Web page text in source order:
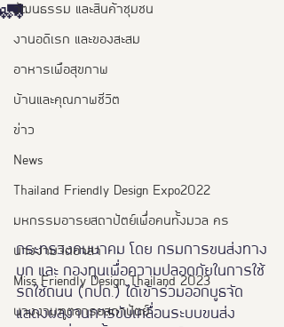
วัฒนธรรม และสินค้าชุมชน
งานอดิเรก และของสะสม
อาหารเพือสุขภาพ
บ้านและคุณภาพชีวิต
ข่าว
News
Thailand Friendly Design Expo2022
มหกรรมอารยสถาปัตย์เพื่อคนทั้งมวล คร
นางงามจิตอาสา
Miss Friendly Design Thailand 2023
นางงามฑูตอารยสถาปัตย์
🚛
กระทรวงคมนาคม โดย กรมการขนส่งทาง
บก และ กองทุนเพื่อความปลอดภัยในการใช้
รถใช้ถนน (กปถ.) ได้เข้าร่วมออกบูธจัด
แสดงผลงานการขับเคลื่อนระบบขนส่ง